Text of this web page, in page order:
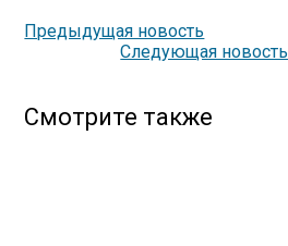
Предыдущая новость
Следующая новость
Смотрите также